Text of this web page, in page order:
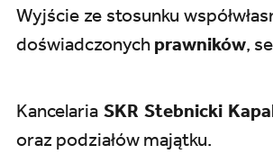
Wyjście ze stosunku
doświadczonychprawników,
KancelariaSKR Stebnicki
oraz podziałów majątku.